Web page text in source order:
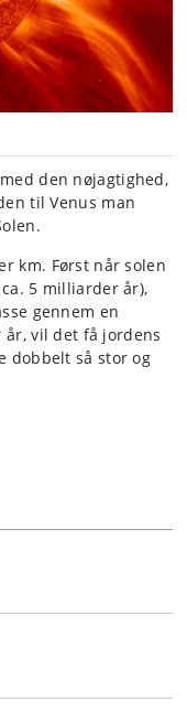
den nøjagtighed,
til Venus man
km. Først når solen
5 milliarder år),
gennem en
vil det få jordens
dobbelt så stor og